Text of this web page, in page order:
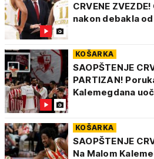
CRVENE
nakon debakla
KOŠARKA
SAOPŠTENJE
PARTIZAN!
Kalemegdana
KOŠARKA
SAOPŠTENJE
Na Malom